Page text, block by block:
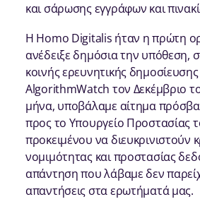
και σάρωσης εγγράφων και
Η Homo Digitalis ήταν η πρώτη
ανέδειξε δημόσια την υπόθεση,
κοινής ερευνητικής
AlgorithmWatch τον Δεκέμβριο
μήνα, υποβάλαμε αίτημα
προς το Υπουργείο Προστασίας
προκειμένου να διευκρινιστούν
νομιμότητας και προστασίας
απάντηση που λάβαμε δεν
απαντήσεις στα ερωτήματά μας.